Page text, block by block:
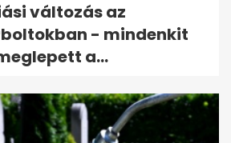
változás az
- mindenkit
a...